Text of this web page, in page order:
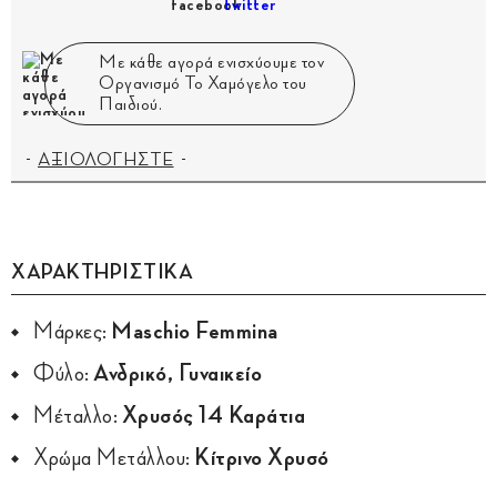
Με κάθε αγορά ενισχύουμε τον
Οργανισμό Το Χαμόγελο του
Παιδιού.
ΑΞΙΟΛΟΓΗΣΤΕ
ΧΑΡΑΚΤΗΡΙΣΤΙΚΑ
Μάρκες: Maschio Femmina
Φύλο: Ανδρικό, Γυναικείο
Μέταλλο: Χρυσός 14 Καράτια
Χρώμα Μετάλλου: Κίτρινο Χρυσό